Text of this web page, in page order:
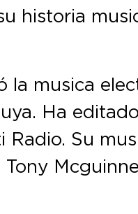
historia
la musica
Ha
Radio. Su